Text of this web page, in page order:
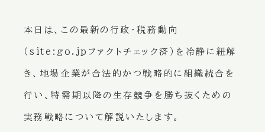
本日は、この最新の行政・税務動向
（site:go.jpファクトチェック済）を冷静に紐解
き、地場企業が合法的かつ戦略的に組織統合を
行い、特需期以降の生存競争を勝ち抜くための
実務戦略について解説いたします。